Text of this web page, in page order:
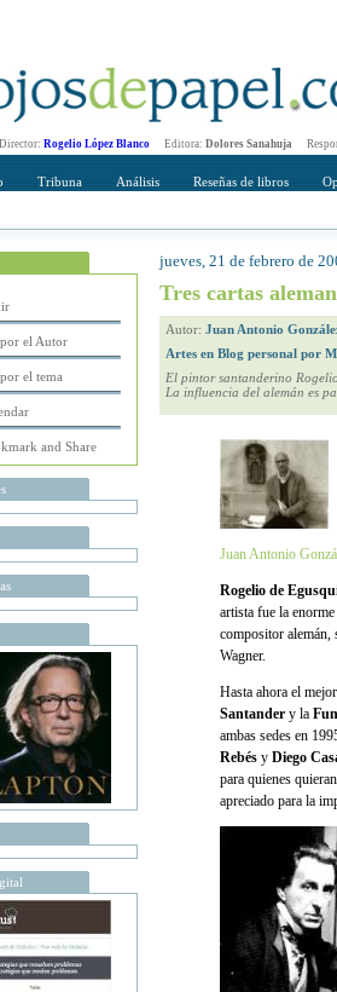
Director: Rogelio López Blanco Editora: Dolores Sanahuja
Tribuna Análisis Reseñas de libros
el Autor
el tema
Recomendar
Su nombre Completo
jueves, 21 de febrero de
Tres cartas
Autor: Juan Antonio
Artes en Blog personal por
El pintor santanderino
La influencia del alemán es
Juan Antonio
Rogelio de
artista fue la
compositor alemán,
Wagner.
Hasta ahora el
Santander y la
ambas sedes en
Rebés y Diego
para quienes
apreciado para la